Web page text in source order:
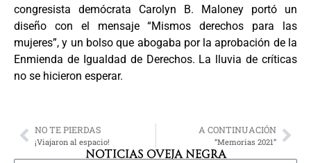
congresista demócrata Carolyn B. Maloney portó un
diseño con el mensaje “Mismos derechos para las
mujeres”, y un bolso que abogaba por la aprobación de la
Enmienda de Igualdad de Derechos. La lluvia de críticas
no se hicieron esperar.
NO TE PIERDAS
¡Viajaron al espacio!
A CONTINUACIÓN
“Memorias 2021”
NOTICIAS OVEJA NEGRA